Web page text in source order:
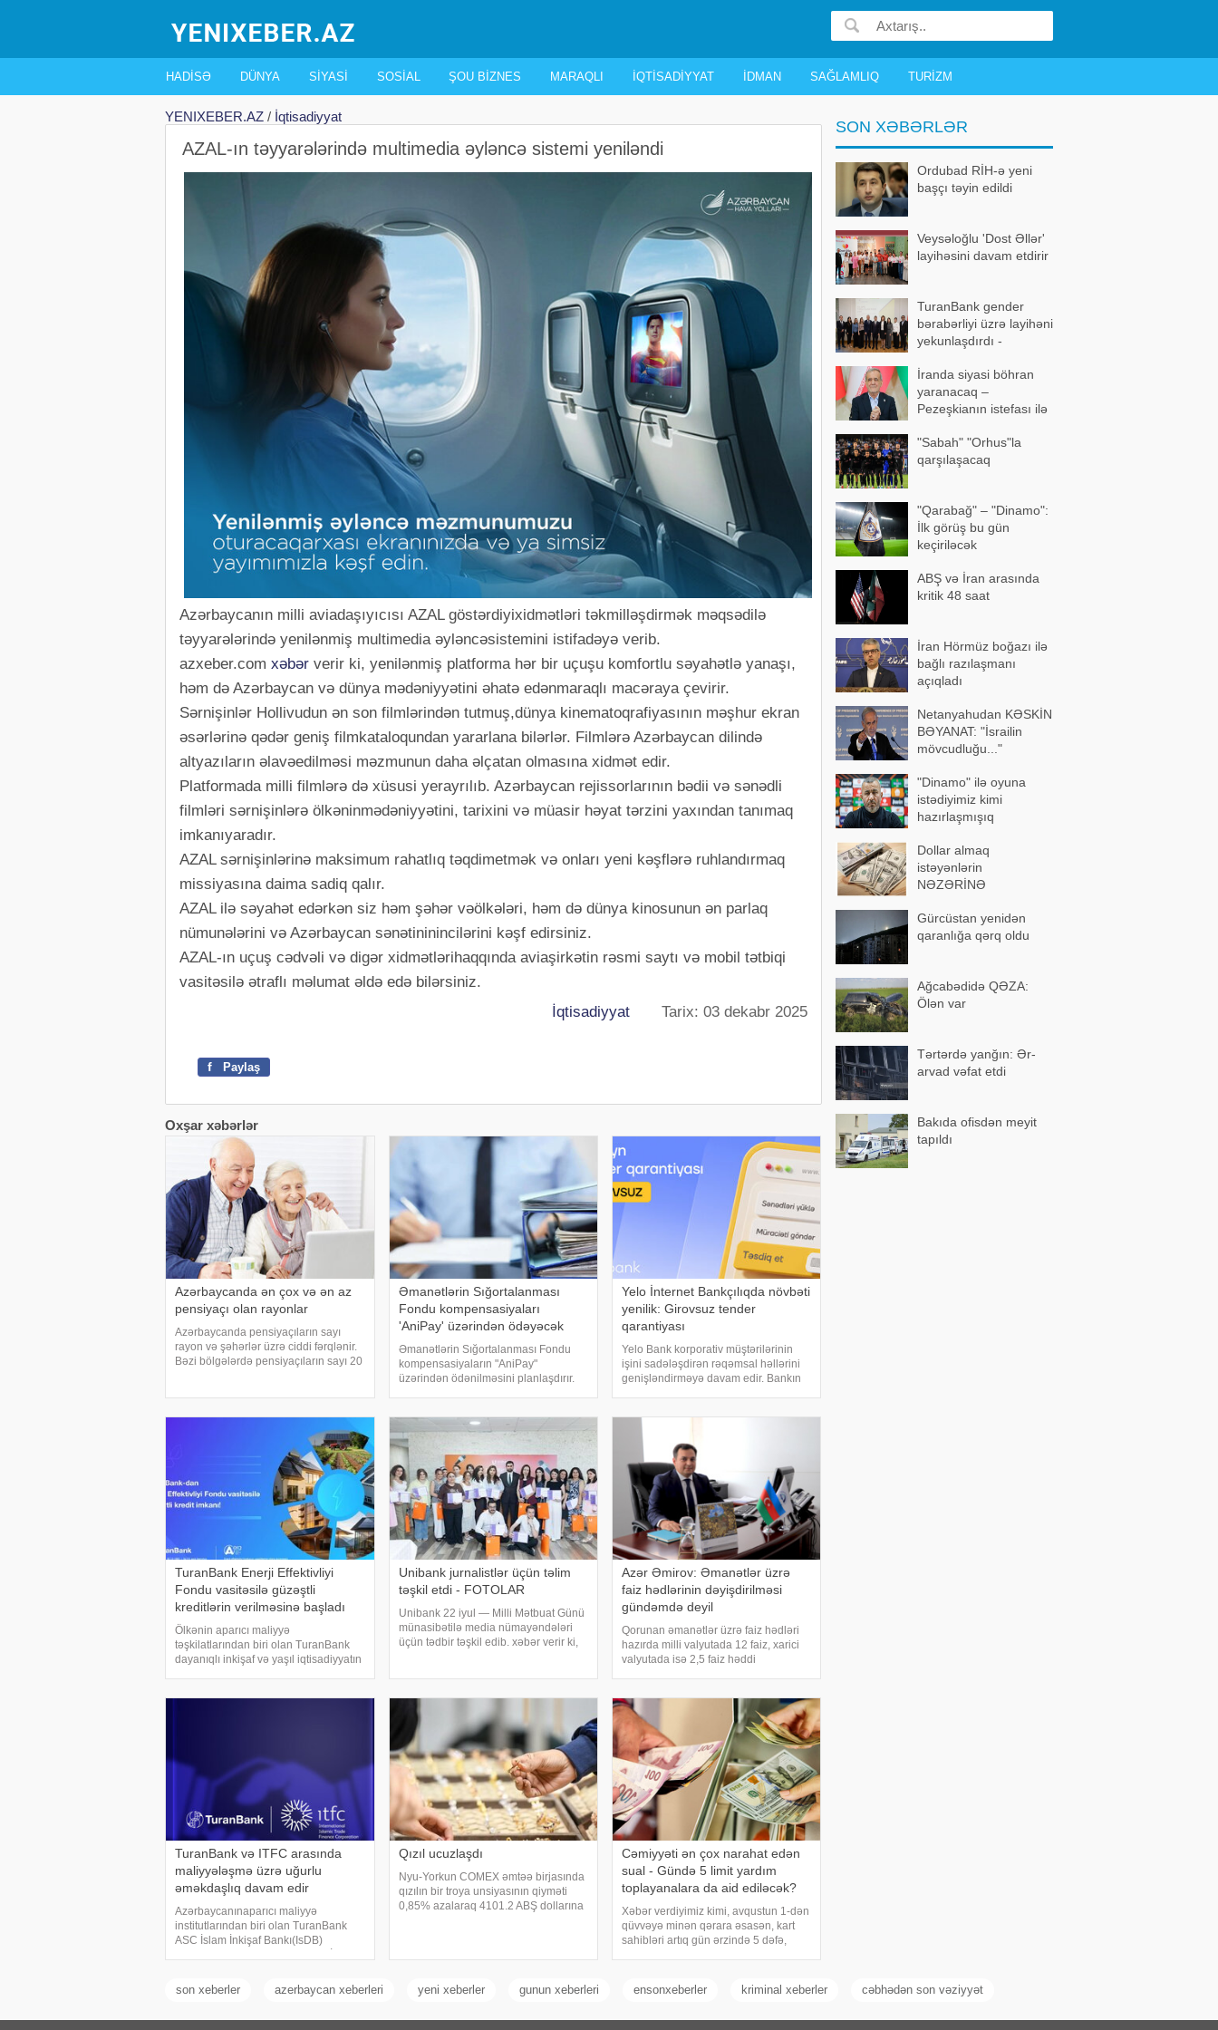
HADISƏ DÜNYA SIYASI SOSIAL ŞOU BIZNES MARAQLI İQTISADIYYAT İDMAN SAĞLAMLIQ TURIZM
YENIXEBER.AZ / İqtisadiyyat
AZAL-ın təyyarələrində multimedia əyləncə sistemi yeniləndi
Azərbaycanın milli aviadaşıyıcısı AZAL göstərdiyixidmətləri təkmilləşdirmək məqsədilə
təyyarələrində yenilənmiş multimedia əyləncəsistemini istifadəyə verib.
azxeber.com xəbər verir ki, yenilənmiş platforma hər bir uçuşu komfortlu səyahətlə yanaşı,
həm də Azərbaycan və dünya mədəniyyətini əhatə edənmaraqlı macəraya çevirir.
Sərnişinlər Hollivudun ən son filmlərindən tutmuş,dünya kinematoqrafiyasının məşhur ekran
əsərlərinə qədər geniş filmkataloqundan yararlana bilərlər. Filmlərə Azərbaycan dilində
altyazıların əlavəedilməsi məzmunun daha əlçatan olmasına xidmət edir.
Platformada milli filmlərə də xüsusi yerayrılıb. Azərbaycan rejissorlarının bədii və sənədli
filmləri sərnişinlərə ölkəninmədəniyyətini, tarixini və müasir həyat tərzini yaxından tanımaq
imkanıyaradır.
AZAL sərnişinlərinə maksimum rahatlıq təqdimetmək və onları yeni kəşflərə ruhlandırmaq
missiyasına daima sadiq qalır.
AZAL ilə səyahət edərkən siz həm şəhər vəölkələri, həm də dünya kinosunun ən parlaq
nümunələrini və Azərbaycan sənətininincilərini kəşf edirsiniz.
AZAL-ın uçuş cədvəli və digər xidmətlərihaqqında aviaşirkətin rəsmi saytı və mobil tətbiqi
vasitəsilə ətraflı məlumat əldə edə bilərsiniz.
İqtisadiyyat Tarix: 03 dekabr 2025
f Paylaş
Oxşar xəbərlər
Azərbaycanda ən çox və ən az
pensiyaçı olan rayonlar
Azərbaycanda pensiyaçıların sayı
rayon və şəhərlər üzrə ciddi fərqlənir.
Bəzi bölgələrdə pensiyaçıların sayı 20
Əmanətlərin Sığortalanması
Fondu kompensasiyaları
'AniPay' üzərindən ödəyəcək
Əmanətlərin Sığortalanması Fondu
kompensasiyaların "AniPay"
üzərindən ödənilməsini planlaşdırır.
departamentinin direktoru Azər Əmirov
Milli Mətbua
Yelo İnternet Bankçılıqda növbəti
yenilik: Girovsuz tender
qarantiyası
Yelo Bank korporativ müştərilərinin
işini sadələşdirən rəqəmsal həllərini
genişləndirməyə davam edir. Bankın
TuranBank Enerji Effektivliyi
Fondu vasitəsilə güzəştli
kreditlərin verilməsinə başladı
Ölkənin aparıcı maliyyə
təşkilatlarından biri olan TuranBank
dayanıqlı inkişaf və yaşıl iqtisadiyyatın
Unibank jurnalistlər üçün təlim
təşkil etdi - FOTOLAR
Unibank 22 iyul — Milli Mətbuat Günü
münasibətilə media nümayəndələri
üçün tədbir təşkil edib. xəbər verir ki,
gücləndirmə
Azər Əmirov: Əmanətlər üzrə
faiz hədlərinin dəyişdirilməsi
gündəmdə deyil
Qorunan əmanətlər üzrə faiz hədləri
hazırda milli valyutada 12 faiz, xarici
valyutada isə 2,5 faiz həddi
departamentinin nümayəndəsi Azər
Əmirov Fondun Mill
TuranBank və ITFC arasında
maliyyələşmə üzrə uğurlu
əməkdaşlıq davam edir
Azərbaycanınaparıcı maliyyə
institutlarından biri olan TuranBank
ASC İslam İnkişaf Bankı(IsDB)
ilə uğurlu tərəfdaşlığını davam etdirir.
Qızıl ucuzlaşdı
Nyu-Yorkun COMEX əmtəə birjasında
qızılın bir troya unsiyasının qiyməti
0,85% azalaraq 4101.2 ABŞ dollarına
Cəmiyyəti ən çox narahat edən
sual - Gündə 5 limit yardım
toplayanalara da aid ediləcək?
Xəbər verdiyimiz kimi, avqustun 1-dən
qüvvəyə minən qərara əsasən, kart
sahibləri artıq gün ərzində 5 dəfə,
edə biləcəklər. Xatırladaq ki, son illər
SON XƏBƏRLƏR
Ordubad RİH-ə yeni
başçı təyin edildi
Veysəloğlu 'Dost Əllər'
layihəsini davam etdirir
TuranBank gender
bərabərliyi üzrə layihəni
yekunlaşdırdı -
İranda siyasi böhran
yaranacaq –
Pezeşkianın istefası ilə
"Sabah" "Orhus"la
qarşılaşacaq
"Qarabağ" – "Dinamo":
İlk görüş bu gün
keçiriləcək
ABŞ və İran arasında
kritik 48 saat
İran Hörmüz boğazı ilə
bağlı razılaşmanı
açıqladı
Netanyahudan KƏSKİN
BƏYANAT: "İsrailin
mövcudluğu..."
"Dinamo" ilə oyuna
istədiyimiz kimi
hazırlaşmışıq
Dollar almaq
istəyənlərin
NƏZƏRİNƏ
Gürcüstan yenidən
qaranlığa qərq oldu
Ağcabədidə QƏZA:
Ölən var
Tərtərdə yanğın: Ər-
arvad vəfat etdi
Bakıda ofisdən meyit
tapıldı
son xeberler azerbaycan xeberleri yeni xeberler gunun xeberleri ensonxeberler kriminal xeberler cəbhədən son vəziyyət